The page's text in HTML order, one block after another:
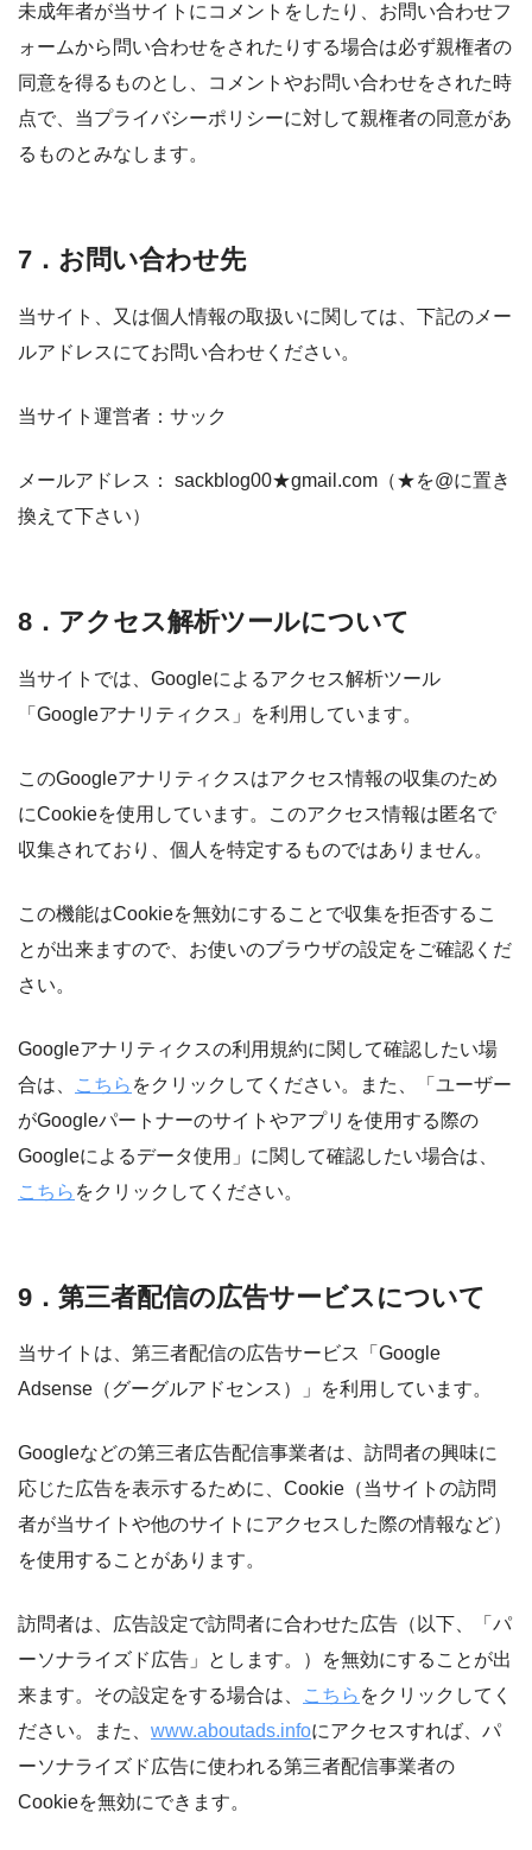
未成年者が当サイトにコメントをしたり、お問い合わせフ
ォームから問い合わせをされたりする場合は必ず親権者の
同意を得るものとし、コメントやお問い合わせをされた時
点で、当プライバシーポリシーに対して親権者の同意があ
るものとみなします。
7．お問い合わせ先
当サイト、又は個人情報の取扱いに関しては、下記のメー
ルアドレスにてお問い合わせください。
当サイト運営者：サック
メールアドレス： sackblog00★gmail.com（★を@に置き
換えて下さい）
8．アクセス解析ツールについて
当サイトでは、Googleによるアクセス解析ツール
「Googleアナリティクス」を利用しています。
このGoogleアナリティクスはアクセス情報の収集のため
にCookieを使用しています。このアクセス情報は匿名で
収集されており、個人を特定するものではありません。
この機能はCookieを無効にすることで収集を拒否するこ
とが出来ますので、お使いのブラウザの設定をご確認くだ
さい。
Googleアナリティクスの利用規約に関して確認したい場
合は、
こちら をクリックしてください。また、「ユーザー
がGoogleパートナーのサイトやアプリを使用する際の
Googleによるデータ使用」に関して確認したい場合は、
こちら をクリックしてください。
9．第三者配信の広告サービスについて
当サイトは、第三者配信の広告サービス「Google
Adsense（グーグルアドセンス）」を利用しています。
Googleなどの第三者広告配信事業者は、訪問者の興味に
応じた広告を表示するために、Cookie（当サイトの訪問
者が当サイトや他のサイトにアクセスした際の情報など）
を使用することがあります。
訪問者は、広告設定で訪問者に合わせた広告（以下、「パ
ーソナライズド広告」とします。）を無効にすることが出
来ます。その設定をする場合は、
こちら をクリックしてく
ださい。また、 www.aboutads.infoにアクセスすれば、パ
ーソナライズド広告に使われる第三者配信事業者の
Cookieを無効にできます。